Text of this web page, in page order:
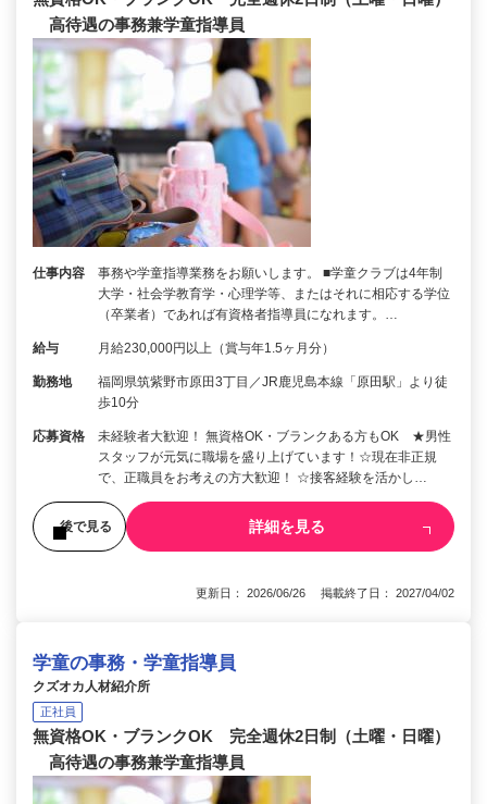
高待遇の事務兼学童指導員
仕事内容
事務や学童指導業務をお願いします。 ■学童クラブは4年制
大学・社会学教育学・心理学等、またはそれに相応する学位
（卒業者）であれば有資格者指導員になれます。…
給与 月給230,000円以上（賞与年1.5ヶ月分）
勤務地
福岡県筑紫野市原田3丁目／JR鹿児島本線「原田駅」より徒
歩10分
応募資格
未経験者大歓迎！ 無資格OK・ブランクある方もOK ★男性
スタッフが元気に職場を盛り上げています！☆現在非正規
で、正職員をお考えの方大歓迎！ ☆接客経験を活かし…
後で見る 詳細を見る
更新日： 2026/06/26 掲載終了日： 2027/04/02
学童の事務・学童指導員
クズオカ人材紹介所
正社員
無資格OK・ブランクOK 完全週休2日制（土曜・日曜）
高待遇の事務兼学童指導員